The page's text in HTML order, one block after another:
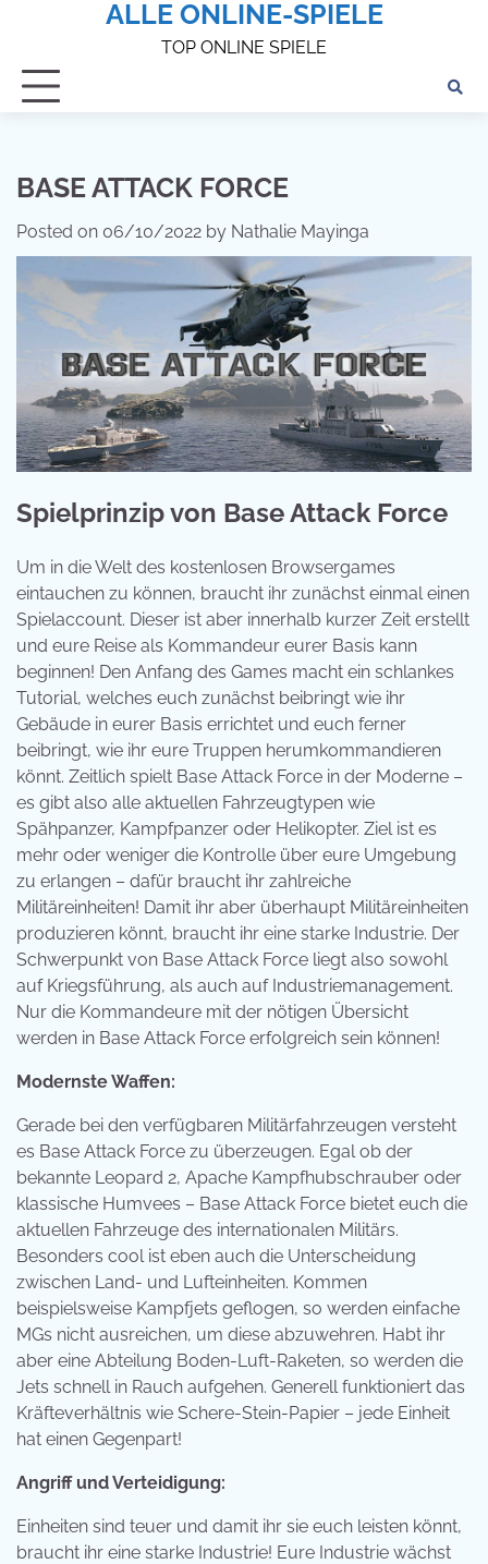
ALLE ONLINE-SPIELE
TOP ONLINE SPIELE
BASE ATTACK FORCE
Posted on 06/10/2022 by Nathalie Mayinga
Spielprinzip von Base Attack Force
Um in die Welt des kostenlosen Browsergames
eintauchen zu können, braucht ihr zunächst einmal einen
Spielaccount. Dieser ist aber innerhalb kurzer Zeit erstellt
und eure Reise als Kommandeur eurer Basis kann
beginnen! Den Anfang des Games macht ein schlankes
Tutorial, welches euch zunächst beibringt wie ihr
Gebäude in eurer Basis errichtet und euch ferner
beibringt, wie ihr eure Truppen herumkommandieren
könnt. Zeitlich spielt Base Attack Force in der Moderne –
es gibt also alle aktuellen Fahrzeugtypen wie
Spähpanzer, Kampfpanzer oder Helikopter. Ziel ist es
mehr oder weniger die Kontrolle über eure Umgebung
zu erlangen – dafür braucht ihr zahlreiche
Militäreinheiten! Damit ihr aber überhaupt Militäreinheiten
produzieren könnt, braucht ihr eine starke Industrie. Der
Schwerpunkt von Base Attack Force liegt also sowohl
auf Kriegsführung, als auch auf Industriemanagement.
Nur die Kommandeure mit der nötigen Übersicht
werden in Base Attack Force erfolgreich sein können!
Modernste Waffen:
Gerade bei den verfügbaren Militärfahrzeugen versteht
es Base Attack Force zu überzeugen. Egal ob der
bekannte Leopard 2, Apache Kampfhubschrauber oder
klassische Humvees – Base Attack Force bietet euch die
aktuellen Fahrzeuge des internationalen Militärs.
Besonders cool ist eben auch die Unterscheidung
zwischen Land- und Lufteinheiten. Kommen
beispielsweise Kampfjets geflogen, so werden einfache
MGs nicht ausreichen, um diese abzuwehren. Habt ihr
aber eine Abteilung Boden-Luft-Raketen, so werden die
Jets schnell in Rauch aufgehen. Generell funktioniert das
Kräfteverhältnis wie Schere-Stein-Papier – jede Einheit
hat einen Gegenpart!
Angriff und Verteidigung:
Einheiten sind teuer und damit ihr sie euch leisten könnt,
braucht ihr eine starke Industrie! Eure Industrie wächst